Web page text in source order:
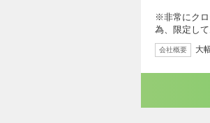
※非常にクロ
為、限定し
会社概要 大